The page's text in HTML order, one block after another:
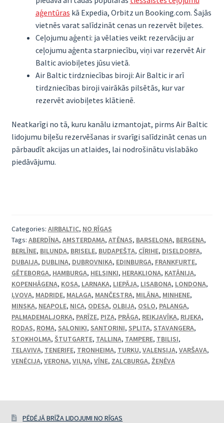
aģentūras kā Expedia, Orbitz un Booking.com. Šajās
vietnēs varat salīdzināt cenas un rezervēt biļetes.
Ceļojumu aģenti: ja vēlaties veikt rezervāciju ar
ceļojumu aģenta starpniecību, viņi var rezervēt Air
Baltic aviobiļetes jūsu vietā.
Air Baltic tirdzniecības biroji: Air Baltic ir arī
tirdzniecības biroji vairākās pilsētās, kur var
rezervēt aviobiļetes klātienē.
Neatkarīgi no tā, kuru kanālu izmantojat, pirms Air Baltic
lidojumu biļešu rezervēšanas ir svarīgi salīdzināt cenas un
pārbaudīt akcijas un atlaides, lai nodrošinātu vislabāko
piedāvājumu.
Categories: AIRBALTIC, NO RĪGAS
Tags: ABERDĪNA, AMSTERDAMA, ATĒNAS, BARSELONA, BERGENA,
BERLĪNE, BILUNDA, BRISELE, BUDAPEŠTA, CĪRIHE, DISELDORFA,
DUBAIJA, DUBLINA, DUBROVNIKA, EDINBURGA, FRANKFURTE,
GĒTEBORGA, HAMBURGA, HELSINKI, HERAKLIONA, KATĀNIJA,
KOPENHĀGENA, KOSA, LARNAKA, LIEPĀJA, LISABONA, LONDONA,
ĻVOVA, MADRIDE, MALAGA, MANČESTRA, MILĀNA, MINHENE,
MINSKA, NEAPOLE, NICA, ODESA, OLBIJA, OSLO, PALANGA,
PALMADEMALJORKA, PARĪZE, PIZA, PRĀGA, REIKJAVĪKA, RIJEKA,
RODAS, ROMA, SALONIKI, SANTORINI, SPLITA, STAVANGERA,
STOKHOLMA, ŠTUTGARTE, TALLINA, TAMPERE, TBILISI,
TELAVIVA, TENERIFE, TRONHEIMA, TURKU, VALENSIJA, VARŠAVA,
VENĒCIJA, VERONA, VIĻŅA, VĪNE, ZALCBURGA, ŽEŅĒVA
PĒDĒJĀ BRĪŽA LIDOJUMI NO RĪGAS